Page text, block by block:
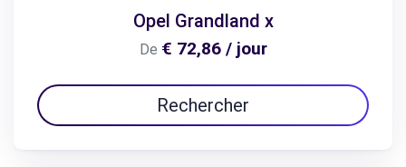
Opel Grandland x
De € 72,86 / jour
Rechercher